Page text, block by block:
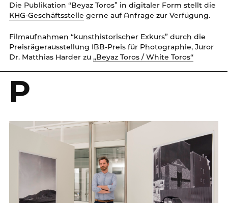
Die Publikation “Beyaz Toros” in digitaler Form stellt die
KHG-Geschäftsstelle gerne auf Anfrage zur Verfügung.
Filmaufnahmen “kunsthistorischer Exkurs” durch die
Preisrägerausstellung IBB-Preis für Photographie, Juror
Dr. Matthias Harder zu „Beyaz Toros / White Toros‘‘
P